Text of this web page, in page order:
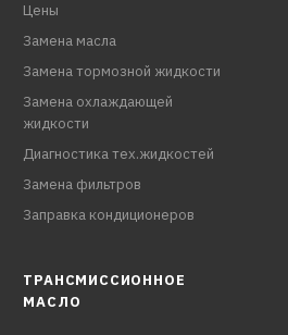
Цены
Замена масла
Замена тормозной жидкости
Замена охлаждающей
жидкости
Диагностика тех.жидкостей
Замена фильтров
Заправка кондиционеров
ТРАНСМИССИОННОЕ
МАСЛО